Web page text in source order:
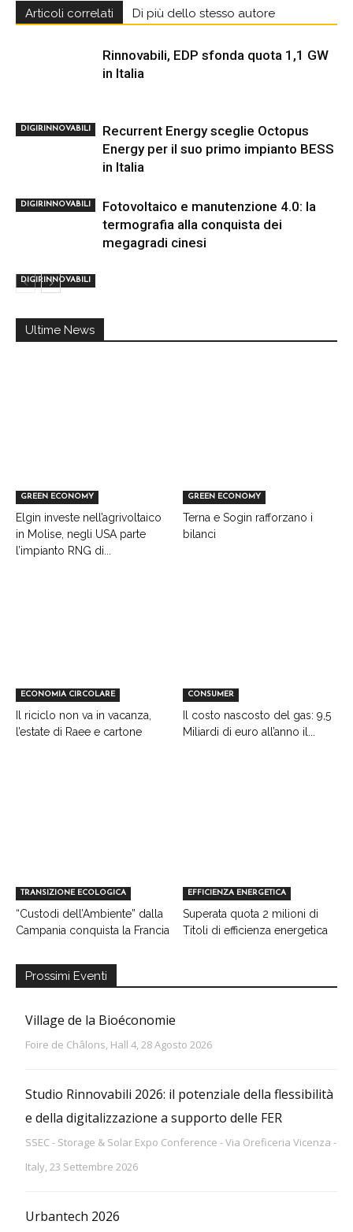
Articoli correlati Di più dello stesso autore
DIGIRINNOVABILI
Rinnovabili, EDP sfonda quota 1,1 GW
in Italia
DIGIRINNOVABILI
Recurrent Energy sceglie Octopus
Energy per il suo primo impianto BESS
in Italia
DIGIRINNOVABILI
Fotovoltaico e manutenzione 4.0: la
termografia alla conquista dei
megagradi cinesi
Ultime News
GREEN ECONOMY
Elgin investe nell’agrivoltaico
in Molise, negli USA parte
l’impianto RNG di...
GREEN ECONOMY
Terna e Sogin rafforzano i
bilanci
ECONOMIA CIRCOLARE
Il riciclo non va in vacanza,
l’estate di Raee e cartone
CONSUMER
Il costo nascosto del gas: 9,5
Miliardi di euro all’anno il...
TRANSIZIONE ECOLOGICA
“Custodi dell’Ambiente” dalla
Campania conquista la Francia
EFFICIENZA ENERGETICA
Superata quota 2 milioni di
Titoli di efficienza energetica
Prossimi Eventi
Village de la Bioéconomie
Foire de Châlons, Hall 4, 28 Agosto 2026
Studio Rinnovabili 2026: il potenziale della flessibilità
e della digitalizzazione a supporto delle FER
SSEC - Storage & Solar Expo Conference - Via Oreficeria Vicenza -
Italy, 23 Settembre 2026
Urbantech 2026